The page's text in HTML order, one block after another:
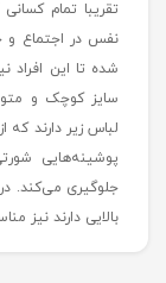
شورت مناسب و
توليد شده و
پوشینه
تقریبا تمام
نفس در اجتماع و
شده تا این افراد
سایز کوچک و